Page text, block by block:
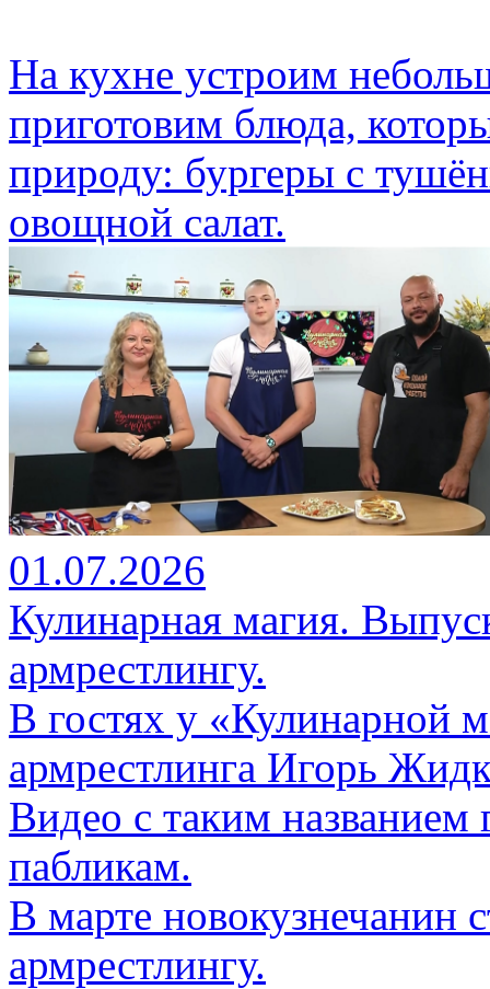
На кухне устроим
приготовим блюда,
природу: бургеры с
овощной салат.
01.07.2026
Кулинарная магия.
армрестлингу.
В гостях у «Кулинарной
армрестлинга Игорь
Видео с таким названием
пабликам.
В марте новокузнечанин
армрестлингу.